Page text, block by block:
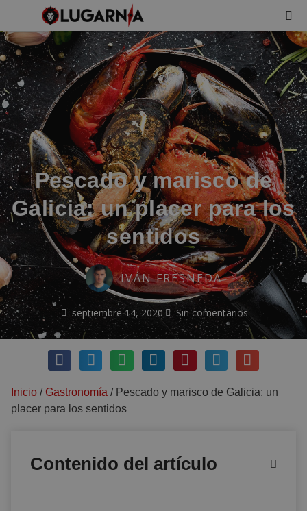
Pescado y marisco de
Galicia: un placer para los
sentidos
IVÁN FRESNEDA
septiembre 14, 2020 Sin comentarios
Inicio / Gastronomía / Pescado y marisco de Galicia: un
placer para los sentidos
Contenido del artículo